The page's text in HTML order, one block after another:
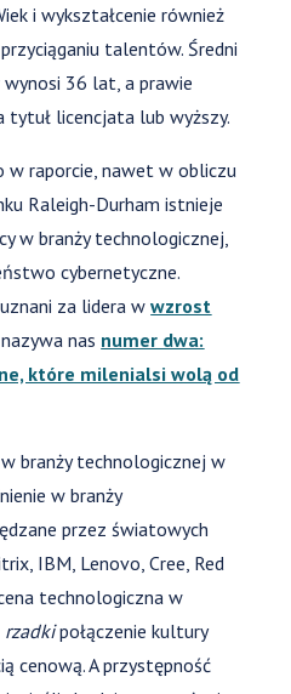
i wykształcenie również
talentów. Średni
36 lat, a prawie
tytuł licencjata lub wyższy.
w raporcie, nawet w obliczu
Raleigh-Durham istnieje
w branży technologicznej,
cybernetyczne.
za lidera wwzrost
nas numer dwa:
które milenialsi wolą od
branży technologicznej w
w branży
przez światowych
IBM, Lenovo, Cree, Red
technologiczna w
rzadkipołączenie kultury
cenową. A przystępność